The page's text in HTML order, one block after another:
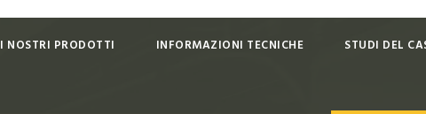
I NOSTRI PRODOTTI INFORMAZIONI TECNICHE STUDI DEL